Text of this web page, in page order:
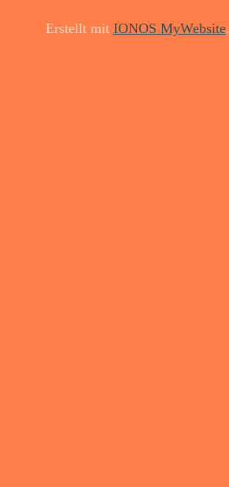
Erstellt mit IONOS MyWebsite.